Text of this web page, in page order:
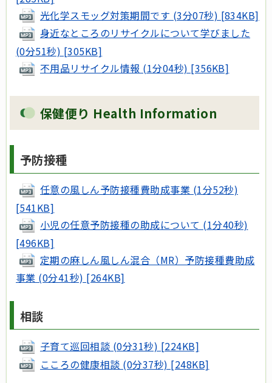
光化学スモッグ対策期間です (3分07秒) [834KB]
身近なところのリサイクルについて学びました
(0分51秒) [305KB]
不用品リサイクル情報 (1分04秒) [356KB]
保健便り Health Information
予防接種
任意の風しん予防接種費助成事業 (1分52秒)
[541KB]
小児の任意予防接種の助成について (1分40秒)
[496KB]
定期の麻しん風しん混合（MR）予防接種費助成
事業 (0分41秒) [264KB]
相談
子育て巡回相談 (0分31秒) [224KB]
こころの健康相談 (0分37秒) [248KB]